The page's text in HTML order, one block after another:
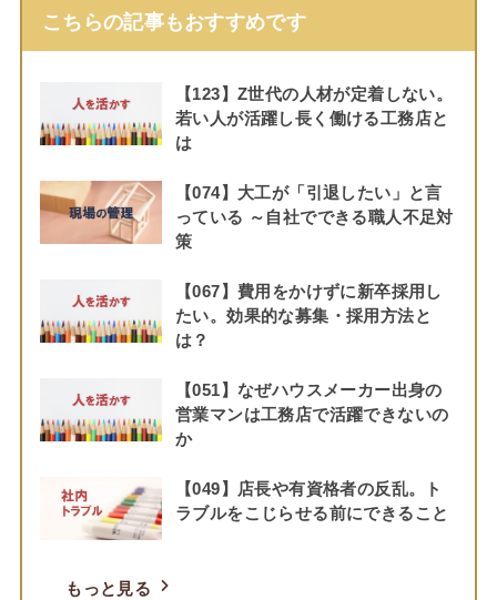
こちらの記事もおすすめです
【123】Z世代の人材が定着しない。
若い人が活躍し長く働ける工務店と
は
【074】大工が「引退したい」と言
っている ～自社でできる職人不足対
策
【067】費用をかけずに新卒採用し
たい。効果的な募集・採用方法と
は？
【051】なぜハウスメーカー出身の
営業マンは工務店で活躍できないの
か
【049】店長や有資格者の反乱。ト
ラブルをこじらせる前にできること
もっと見る